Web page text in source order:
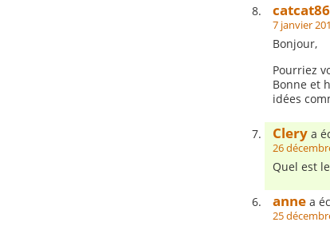
catcat86
7 janvier
Bonjour,
Pourriez
Bonne et
idées
Clery a
26
Quel est
anne a
25